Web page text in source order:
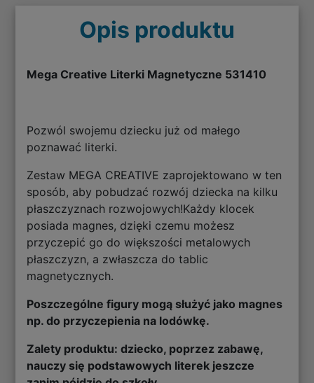
Opis produktu
Mega Creative Literki Magnetyczne 531410
Pozwól swojemu dziecku już od małego
poznawać literki.
Zestaw MEGA CREATIVE zaprojektowano w ten
sposób, aby pobudzać rozwój dziecka na kilku
płaszczyznach rozwojowych!Każdy klocek
posiada magnes, dzięki czemu możesz
przyczepić go do większości metalowych
płaszczyzn, a zwłaszcza do tablic
magnetycznych.
Poszczególne figury mogą służyć jako magnes
np. do przyczepienia na lodówkę.
Zalety produktu: dziecko, poprzez zabawę,
nauczy się podstawowych literek jeszcze